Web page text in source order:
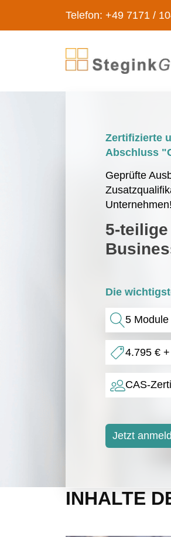
Telefon: +49 7171 /
Zertifizierte
Abschluss
Geprüfte
Unternehmen!
5-
Die
5
4.795 €
CAS-
Jetzt
INHALTE